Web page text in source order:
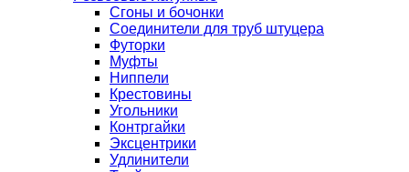
Сгоны и бочонки
Соединители для труб штуцера
Футорки
Муфты
Ниппели
Крестовины
Угольники
Контргайки
Эксцентрики
Удлинители